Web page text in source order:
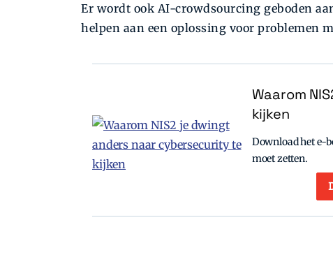
Er wordt ook AI-crowdsourcing geboden
helpen aan een oplossing voor problemen
Waarom
kijken
Download het e-
moet zetten.